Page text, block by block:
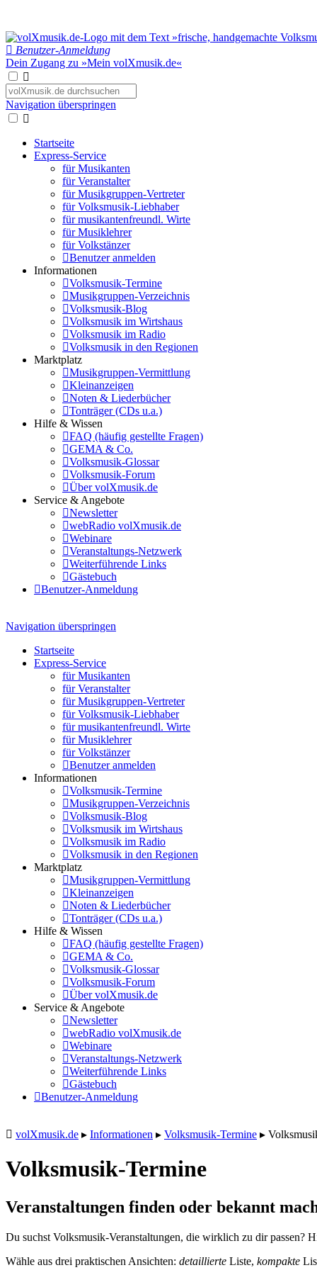
Benutzer-Anmeldung
Dein Zugang zu »Mein volXmusik.de«
Navigation überspringen
Startseite
Express-Service
für Musikanten
für Veranstalter
für Musikgruppen-Vertreter
für Volksmusik-Liebhaber
für musikantenfreundl. Wirte
für Musiklehrer
für Volkstänzer
Benutzer anmelden
Informationen
Volksmusik-Termine
Musikgruppen-Verzeichnis
Volksmusik-Blog
Volksmusik im Wirtshaus
Volksmusik im Radio
Volksmusik in den Regionen
Marktplatz
Musikgruppen-Vermittlung
Kleinanzeigen
Noten & Liederbücher
Tonträger (CDs u.a.)
Hilfe & Wissen
FAQ (häufig gestellte Fragen)
GEMA & Co.
Volksmusik-Glossar
Volksmusik-Forum
Über volXmusik.de
Service & Angebote
Newsletter
webRadio volXmusik.de
Webinare
Veranstaltungs-Netzwerk
Weiterführende Links
Gästebuch
Benutzer-Anmeldung
Navigation überspringen
Startseite
Express-Service
für Musikanten
für Veranstalter
für Musikgruppen-Vertreter
für Volksmusik-Liebhaber
für musikantenfreundl. Wirte
für Musiklehrer
für Volkstänzer
Benutzer anmelden
Informationen
Volksmusik-Termine
Musikgruppen-Verzeichnis
Volksmusik-Blog
Volksmusik im Wirtshaus
Volksmusik im Radio
Volksmusik in den Regionen
Marktplatz
Musikgruppen-Vermittlung
Kleinanzeigen
Noten & Liederbücher
Tonträger (CDs u.a.)
Hilfe & Wissen
FAQ (häufig gestellte Fragen)
GEMA & Co.
Volksmusik-Glossar
Volksmusik-Forum
Über volXmusik.de
Service & Angebote
Newsletter
webRadio volXmusik.de
Webinare
Veranstaltungs-Netzwerk
Weiterführende Links
Gästebuch
Benutzer-Anmeldung
volXmusik.de ▸ Informationen ▸ Volksmusik-Termine ▸
Volksmusik-Termine
Veranstaltungen finden oder bekannt
Du suchst Volksmusik-Veranstaltungen, die wirklich zu dir passen?
Wähle aus drei praktischen Ansichten: detaillierte Liste, kompakte